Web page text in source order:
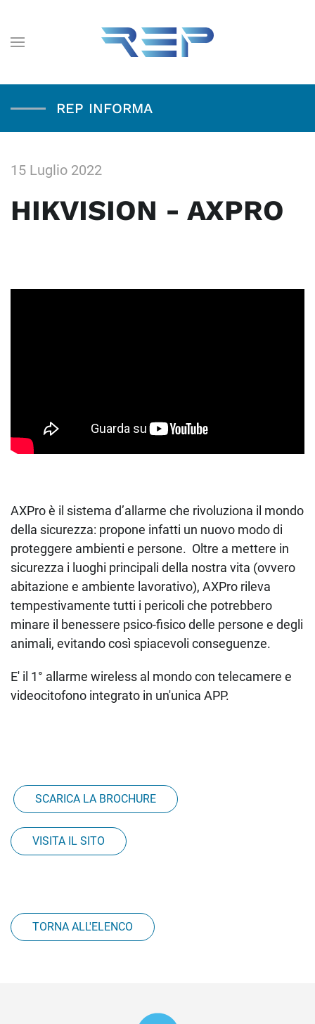
REP INFORMA
15 Luglio 2022
HIKVISION - AXPRO
AXPro è il sistema d’allarme che rivoluziona il mondo
della sicurezza: propone infatti un nuovo modo di
proteggere ambienti e persone. Oltre a mettere in
sicurezza i luoghi principali della nostra vita (ovvero
abitazione e ambiente lavorativo), AXPro rileva
tempestivamente tutti i pericoli che potrebbero
minare il benessere psico-fisico delle persone e degli
animali, evitando così spiacevoli conseguenze.
E' il 1° allarme wireless al mondo con telecamere e
videocitofono integrato in un'unica APP.
SCARICA LA BROCHURE
VISITA IL SITO
TORNA ALL'ELENCO